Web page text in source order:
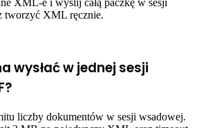
XML-e i wyślij całą paczkę w sesji
tworzyć XML ręcznie.
wysłać w jednej sesji
liczby dokumentów w sesji wsadowej.